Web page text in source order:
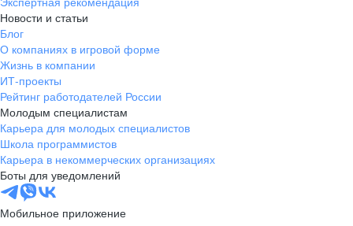
Новости и статьи
Блог
О компаниях в игровой форме
Жизнь в компании
ИТ-проекты
Рейтинг работодателей России
Молодым специалистам
Карьера для молодых специалистов
Школа программистов
Карьера в некоммерческих организациях
Боты для уведомлений
Мобильное приложение